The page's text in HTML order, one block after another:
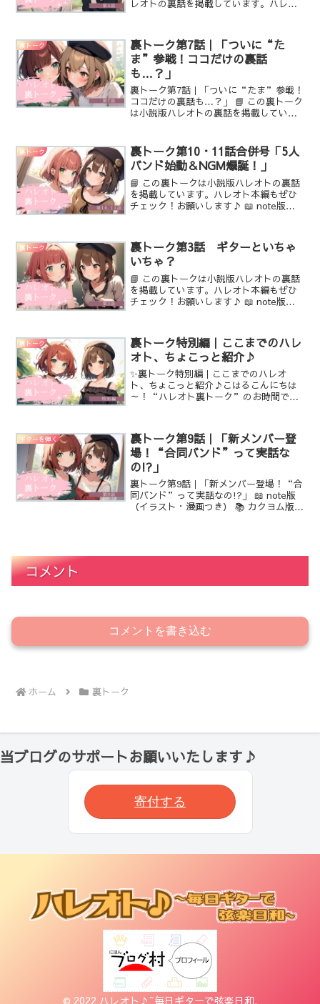
レオトの裏話を掲載しています。ハレオ
クヨム版（小説のみ） 🌐 ハレオト特設ペ
ージ...
裏トーク
裏トーク第7話｜「ついに“た
ま”参戦！ココだけの裏話
も…？」
裏トーク第7話｜「ついに“たま”参戦！
ココだけの裏話も…？」 📘 この裏トーク
は小説版ハレオトの裏話を掲載していま
つき） 📚 カクヨム版（小説のみ） 🌐 ハ
レオト...
裏トーク
裏トーク第10・11話合併号「5人
バンド始動＆NGM爆誕！」
📘 この裏トークは小説版ハレオトの裏話
を掲載しています。ハレオト本編もぜひ
チェック！お願いします♪ 📖 note版
品紹介） こはる みなさん…！前回はまさ
かの“作...
裏トーク
裏トーク第3話 ギターといちゃ
いちゃ？
📘 この裏トークは小説版ハレオトの裏話
を掲載しています。ハレオト本編もぜひ
チェック！お願いします♪ 📖 note版
品紹介） 裏トーク第3話 ギターといち
ゃいちゃ？...
裏トーク
裏トーク特別編｜ここまでのハレ
オト、ちょこっと紹介♪
✨裏トーク特別編｜ここまでのハレオ
ト、ちょこっと紹介♪こはるこんにちは
～！“ハレオト裏トーク”のお時間です
るちゃんとまほでお届けしますっこはる
いやいや！今日は12話まで来たっ...
ギターを弾く
裏トーク第9話｜「新メンバー登
場！“合同バンド”って実話な
の!?」
裏トーク第9話｜「新メンバー登場！“合
同バンド”って実話なの!?」 📖 note版
（イラスト・漫画つき） 📚 カクヨム版
コメント
コメントを書き込む
ホーム 裏トーク
当ブログのサポートお願いいたします♪
寄付する
© 2022 ハレオト♪~毎日ギターで弦楽日和.